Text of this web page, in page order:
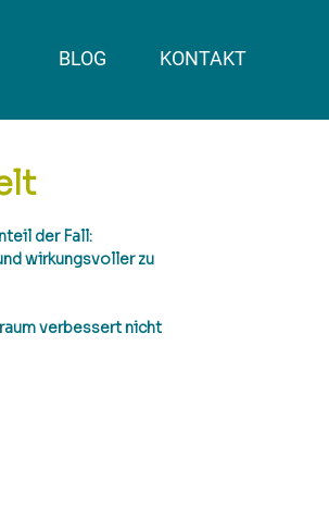
BLOG KONTAKT
der Fall:
wirkungsvoller zu
verbessert nicht